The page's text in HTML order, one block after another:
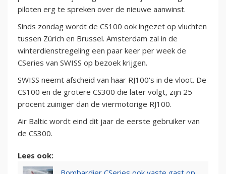
piloten erg te spreken over de nieuwe aanwinst.
Sinds zondag wordt de CS100 ook ingezet op vluchten
tussen Zürich en Brussel. Amsterdam zal in de
winterdienstregeling een paar keer per week de
CSeries van SWISS op bezoek krijgen.
SWISS neemt afscheid van haar RJ100's in de vloot. De
CS100 en de grotere CS300 die later volgt, zijn 25
procent zuiniger dan de viermotorige RJ100.
Air Baltic wordt eind dit jaar de eerste gebruiker van
de CS300.
Lees ook: